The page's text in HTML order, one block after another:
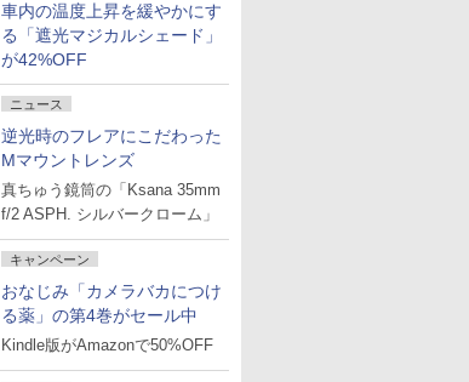
車内の温度上昇を緩やかにす
る「遮光マジカルシェード」
が42%OFF
ニュース
逆光時のフレアにこだわった
Mマウントレンズ
真ちゅう鏡筒の「Ksana 35mm
f/2 ASPH. シルバークローム」
キャンペーン
おなじみ「カメラバカにつけ
る薬」の第4巻がセール中
Kindle版がAmazonで50%OFF